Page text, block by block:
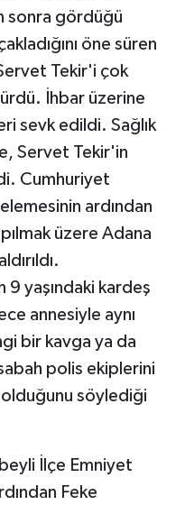
sonra gördüğü
öne süren
Tekir'i çok
İhbar üzerine
sevk edildi. Sağlık
Servet Tekir'in
Cumhuriyet
ardından
üzere Adana
9 yaşındaki kardeş
annesiyle aynı
bir kavga ya da
polis ekiplerini
söylediği
İlçe Emniyet
Feke